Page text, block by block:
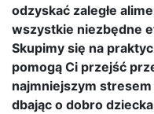
odzyskać zaległe
wszystkie niezbędne
Skupimy się na
pomogą Ci przejść
najmniejszym
dbając o dobro